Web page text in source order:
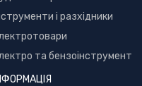
і разхідники
та бензоінструмент